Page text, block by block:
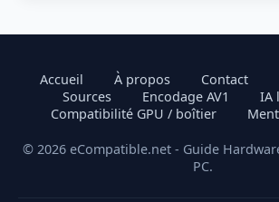
Accueil À propos Contact
Sources
Encodage AV1
IA
Compatibilité GPU / boîtier
© 2026 eCompatible.net - Guide
PC.